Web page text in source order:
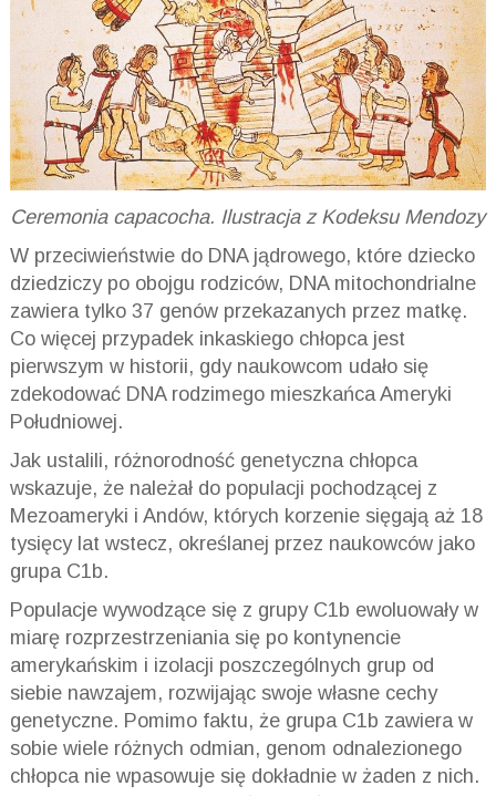
Ceremonia capacocha. Ilustracja z Kodeksu Mendozy
W przeciwieństwie do DNA jądrowego, które dziecko
dziedziczy po obojgu rodziców, DNA mitochondrialne
zawiera tylko 37 genów przekazanych przez matkę.
Co więcej przypadek inkaskiego chłopca jest
pierwszym w historii, gdy naukowcom udało się
zdekodować DNA rodzimego mieszkańca Ameryki
Południowej.
Jak ustalili, różnorodność genetyczna chłopca
wskazuje, że należał do populacji pochodzącej z
Mezoameryki i Andów, których korzenie sięgają aż 18
tysięcy lat wstecz, określanej przez naukowców jako
grupa C1b.
Populacje wywodzące się z grupy C1b ewoluowały w
miarę rozprzestrzeniania się po kontynencie
amerykańskim i izolacji poszczególnych grup od
siebie nawzajem, rozwijając swoje własne cechy
genetyczne. Pomimo faktu, że grupa C1b zawiera w
sobie wiele różnych odmian, genom odnalezionego
chłopca nie wpasowuje się dokładnie w żaden z nich.